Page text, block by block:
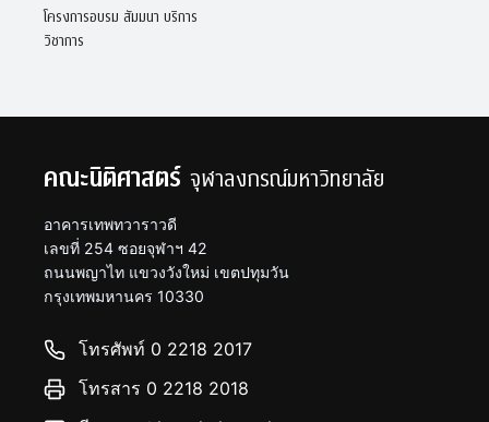
โครงการอบรม สัมมนา บริการ
วิชาการ
คณะนิติศาสตร์ จุฬาลงกรณ์มหาวิทยาลัย
อาคารเทพทวาราวดี
เลขที่ 254 ซอยจุฬาฯ 42
ถนนพญาไท แขวงวังใหม่ เขตปทุมวัน
กรุงเทพมหานคร 10330
โทรศัพท์ 0 2218 2017
โทรสาร 0 2218 2018